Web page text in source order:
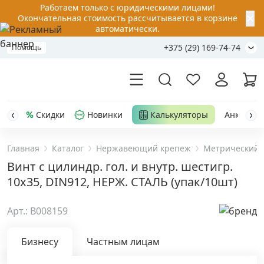
Работаем только с юридическими лицами!
Окончательная стоимость рассчитывается в корзине
автоматически.
Помощь +375 (29) 169-74-74
Акции
Распродажа
Уценка
Анкерная техника
Скидки Новинки Калькуляторы Анкер-
Главная Каталог Нержавеющий крепеж Метрический
Винт с цилиндр. гол. и внутр. шестигр.
10х35, DIN912, НЕРЖ. СТАЛЬ (упак/10шт)
Арт.: B008159
Бизнесу Частным лицам